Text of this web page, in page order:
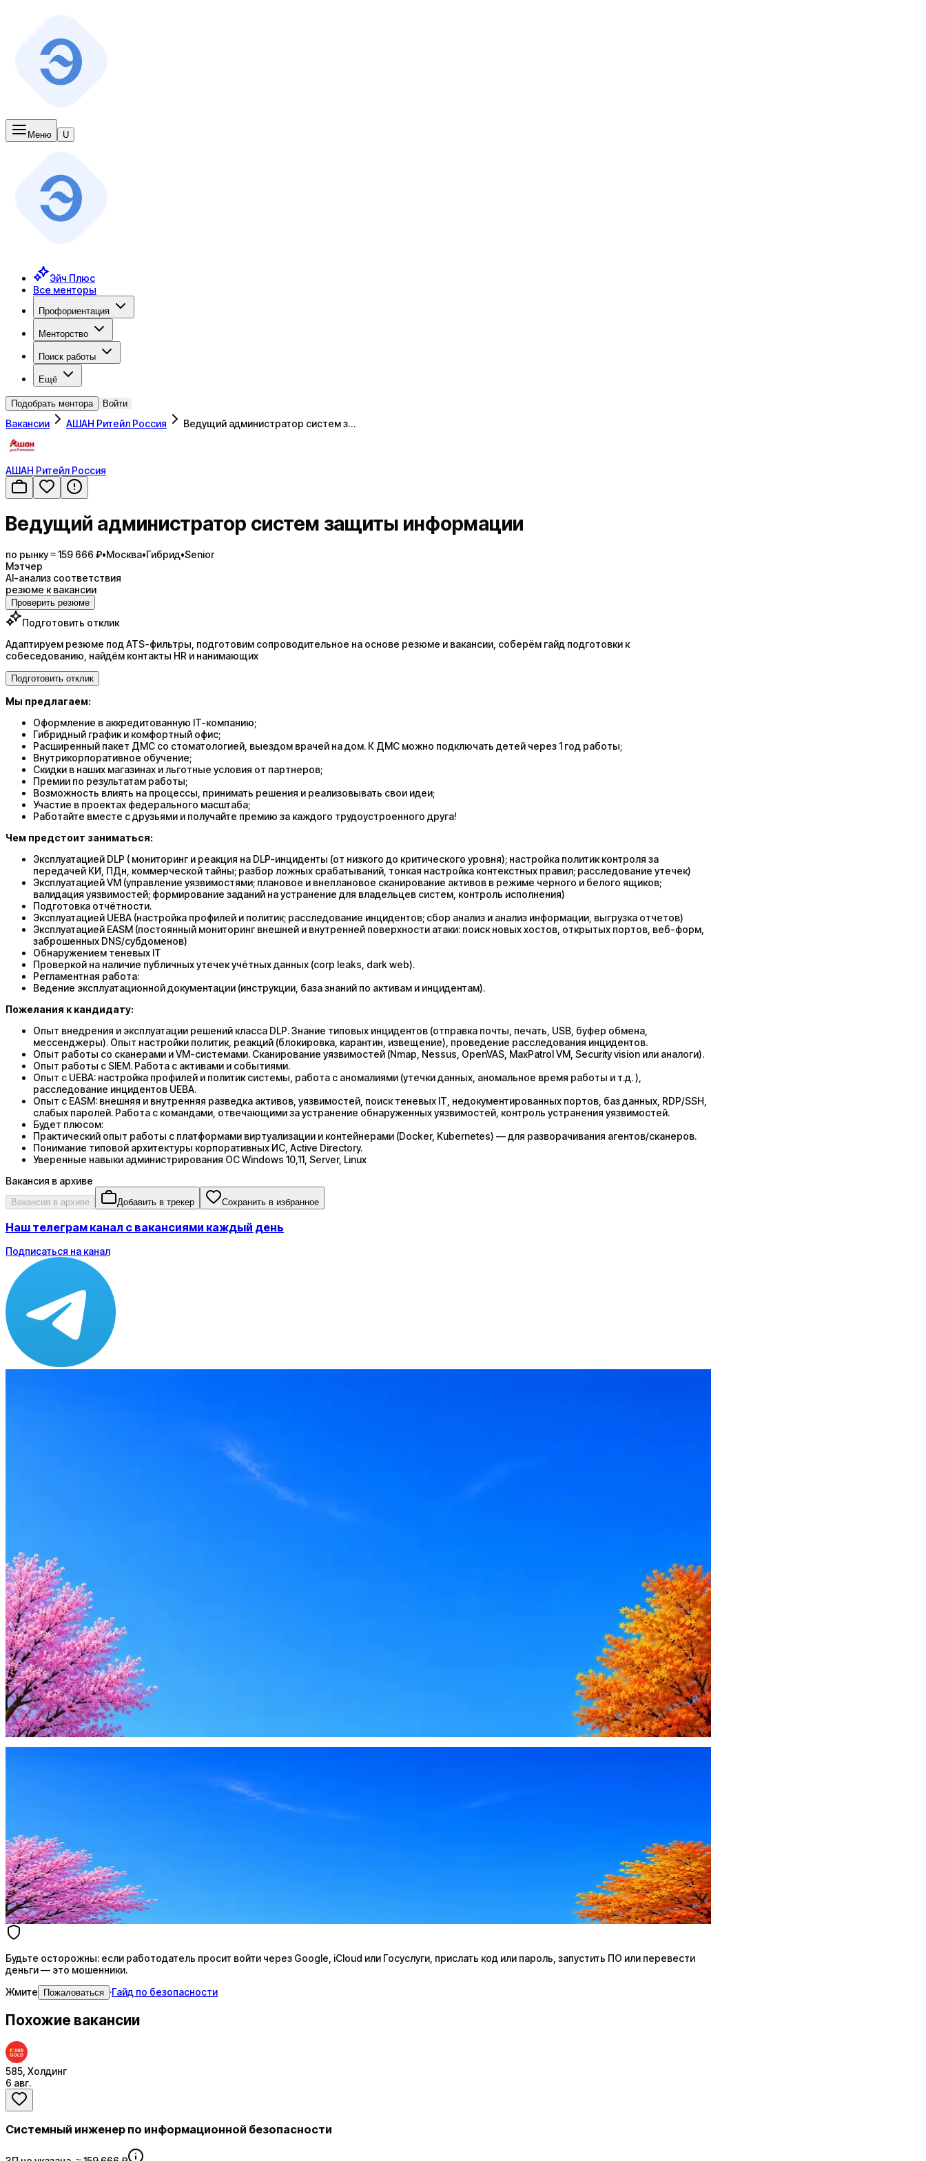
Меню U
Эйч Плюс
Все менторы
Профориентация
Менторство
Поиск работы
Ещё
Подобрать ментора Войти
Вакансии АШАН Ритейл Россия Ведущий администратор систем з…
АШАН Ритейл Россия
Ведущий администратор систем защиты информации
по рынку ≈ 159 666 ₽•Москва•Гибрид•Senior
Мэтчер
AI-анализ соответствия
резюме к вакансии
Проверить резюме
Подготовить отклик
Адаптируем резюме под ATS-фильтры, подготовим сопроводительное на основе резюме и вакансии, соберём гайд подготовки к
собеседованию, найдём контакты HR и нанимающих
Подготовить отклик
Мы предлагаем:
Оформление в аккредитованную IT-компанию;
Гибридный график и комфортный офис;
Расширенный пакет ДМС со стоматологией, выездом врачей на дом. К ДМС можно подключать детей через 1 год работы;
Внутрикорпоративное обучение;
Скидки в наших магазинах и льготные условия от партнеров;
Премии по результатам работы;
Возможность влиять на процессы, принимать решения и реализовывать свои идеи;
Участие в проектах федерального масштаба;
Работайте вместе с друзьями и получайте премию за каждого трудоустроенного друга!
Чем предстоит заниматься:
Эксплуатацией DLP ( мониторинг и реакция на DLP-инциденты (от низкого до критического уровня); настройка политик контроля за
передачей КИ, ПДн, коммерческой тайны; разбор ложных срабатываний, тонкая настройка контекстных правил; расследование утечек)
Эксплуатацией VM (управление уязвимостями; плановое и внеплановое сканирование активов в режиме черного и белого ящиков;
валидация уязвимостей; формирование заданий на устранение для владельцев систем, контроль исполнения)
Подготовка отчётности.
Эксплуатацией UEBA (настройка профилей и политик; расследование инцидентов; cбор анализ и анализ информации, выгрузка отчетов)
Эксплуатацией EASM (постоянный мониторинг внешней и внутренней поверхности атаки: поиск новых хостов, открытых портов, веб-форм,
заброшенных DNS/субдоменов)
Обнаружением теневых IT
Проверкой на наличие публичных утечек учётных данных (corp leaks, dark web).
Регламентная работа:
Ведение эксплуатационной документации (инструкции, база знаний по активам и инцидентам).
Пожелания к кандидату:
Опыт внедрения и эксплуатации решений класса DLP. Знание типовых инцидентов (отправка почты, печать, USB, буфер обмена,
мессенджеры). Опыт настройки политик, реакций (блокировка, карантин, извещение), проведение расследования инцидентов.
Опыт работы со сканерами и VM-системами. Сканирование уязвимостей (Nmap, Nessus, OpenVAS, MaxPatrol VM, Security vision или аналоги).
Опыт работы с SIEM. Работа с активами и событиями.
Опыт с UEBA: настройка профилей и политик системы, работа с аномалиями (утечки данных, аномальное время работы и т.д. ),
расследование инцидентов UEBA.
Опыт с EASM: внешняя и внутренняя разведка активов, уязвимостей, поиск теневых IT, недокументированных портов, баз данных, RDP/SSH,
слабых паролей. Работа с командами, отвечающими за устранение обнаруженных уязвимостей, контроль устранения уязвимостей.
Будет плюсом:
Практический опыт работы с платформами виртуализации и контейнерами (Docker, Kubernetes) — для разворачивания агентов/сканеров.
Понимание типовой архитектуры корпоративных ИС, Active Directory.
Уверенные навыки администрирования ОС Windows 10,11, Server, Linux
Вакансия в архиве
Вакансия в архиве Добавить в трекер Сохранить в избранное
Наш телеграм канал с вакансиями каждый день
Подписаться на канал
AI-адаптация отклика под вакансию
AI генерация сопроводительных писем
4 990 ₽/мес
Купить доступ
Будьте осторожны: если работодатель просит войти через Google, iCloud или Госуслуги, прислать код или пароль, запустить ПО или перевести
деньги — это мошенники.
Жмите Пожаловаться ·Гайд по безопасности
Стратегия поиска с AI: рынки, позиции, вилка, каналы
AI-адаптация отклика под вакансию
AI генерация сопроводительных писем
4 990 ₽/мес
Купить доступ
Будьте осторожны: если работодатель просит войти через Google, iCloud или Госуслуги, прислать код или пароль, запустить ПО или перевести
деньги — это мошенники.
Жмите
Пожаловаться ·Гайд по безопасности
Похожие вакансии
585, Холдинг
6 авг.
Системный инженер по информационной безопасности